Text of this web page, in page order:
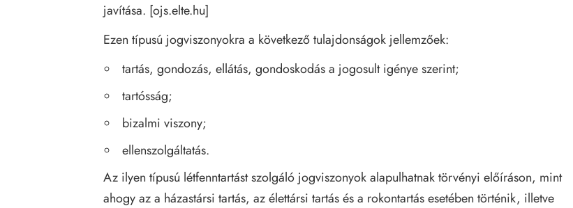
javítása. [ojs.elte.hu]
Ezen típusú jogviszonyokra a következő tulajdonságok jellemzőek:
tartás, gondozás, ellátás, gondoskodás a jogosult igénye szerint;
tartósság;
bizalmi viszony;
ellenszolgáltatás.
Az ilyen típusú létfenntartást szolgáló jogviszonyok alapulhatnak törvényi előíráson, mint
ahogy az a házastársi tartás, az élettársi tartás és a rokontartás esetében történik, illetve